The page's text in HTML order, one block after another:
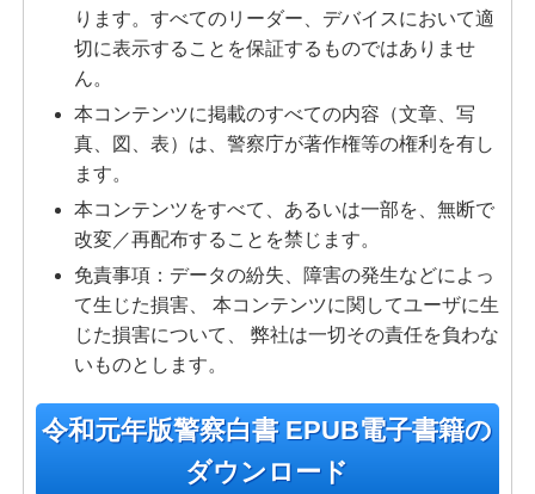
ります。すべてのリーダー、デバイスにおいて適
切に表示することを保証するものではありませ
ん。
本コンテンツに掲載のすべての内容（文章、写
真、図、表）は、警察庁が著作権等の権利を有し
ます。
本コンテンツをすべて、あるいは一部を、無断で
改変／再配布することを禁じます。
免責事項：データの紛失、障害の発生などによっ
て生じた損害、 本コンテンツに関してユーザに生
じた損害について、 弊社は一切その責任を負わな
いものとします。
令和元年版警察白書 EPUB電子書籍の
ダウンロード